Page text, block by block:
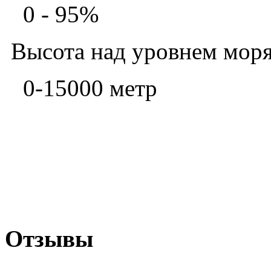
0 - 95%
Высота над уровнем
0-15000 метр
Отзывы